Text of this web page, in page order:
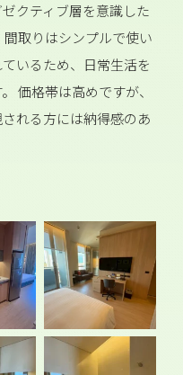
クティブ層を意識した
取りはシンプルで使い
いるため、日常生活を
価格帯は高めですが、
れる方には納得感のあ